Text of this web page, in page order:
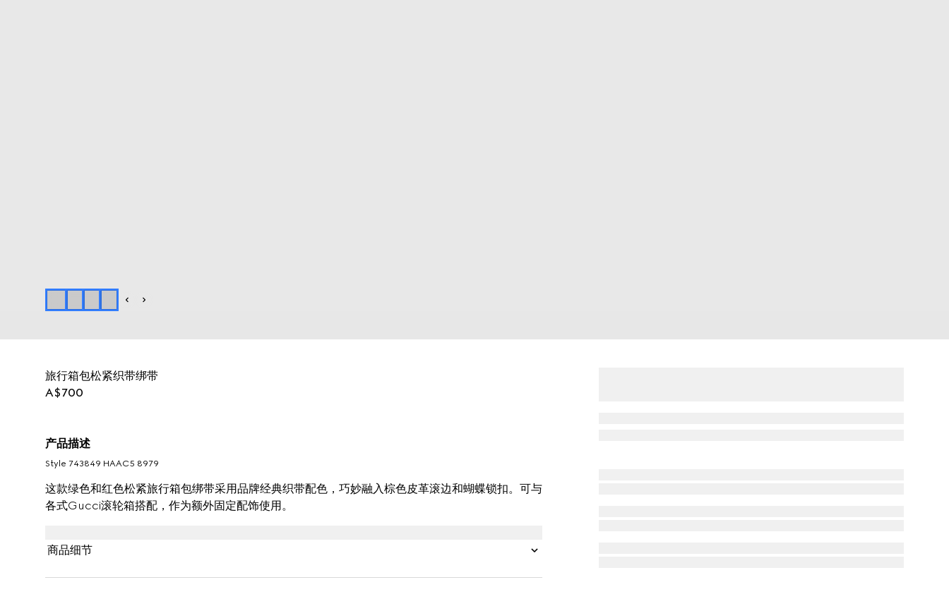
旅行箱包松紧织带绑带
A$700
产品描述
Style ‎743849 HAAC5 8979
这款绿色和红色松紧旅行箱包绑带采用品牌经典织带配色，巧妙融入棕色皮革滚边和蝴蝶锁扣。可与
各式Gucci滚轮箱搭配，作为额外固定配饰使用。
商品细节